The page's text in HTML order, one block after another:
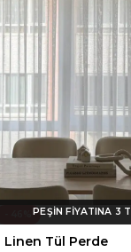
Linen Tül Perde